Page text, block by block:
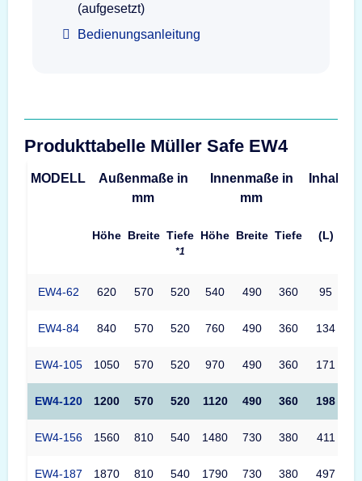
(aufgesetzt)
Bedienungsanleitung
Produkttabelle Müller Safe EW4
MODELL
Außenmaße in
mm
Innenmaße in
mm
Inhalt
Höhe Breite Tiefe
*1
Höhe Breite Tiefe (L)
EW4-62 620 570 520 540 490 360 95
EW4-84 840 570 520 760 490 360 134
EW4-105 1050 570 520 970 490 360 171
EW4-120 1200 570 520 1120 490 360 198
EW4-156 1560 810 540 1480 730 380 411
EW4-187 1870 810 540 1790 730 380 497